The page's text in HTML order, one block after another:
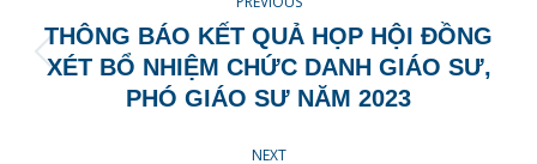
NAVIGATION
Previous
post:
THÔNG BÁO KẾT QUẢ HỌP HỘI ĐỒNG
XÉT BỔ NHIỆM CHỨC DANH GIÁO SƯ,
PHÓ GIÁO SƯ NĂM 2023
NEXT